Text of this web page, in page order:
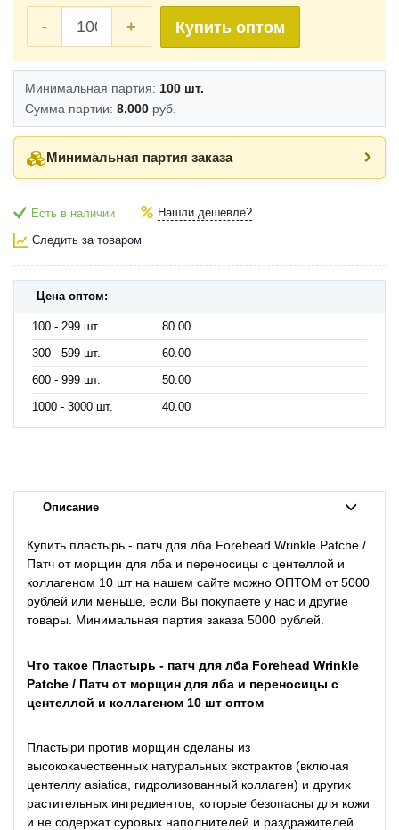
- + Купить оптом
Минимальная партия: 100 шт.
Сумма партии: 8.000 руб.
Минимальная партия заказа
Есть в наличии Нашли дешевле?
Следить за товаром
Цена оптом:
100 - 299 шт.
80.00
300 - 599 шт.
60.00
600 - 999 шт.
50.00
1000 - 3000 шт.
40.00
Описание
Купить пластырь - патч для лба Forehead Wrinkle Patche /
Патч от морщин для лба и переносицы с центеллой и
коллагеном 10 шт на нашем сайте можно ОПТОМ от 5000
рублей или меньше, если Вы покупаете у нас и другие
товары. Минимальная партия заказа 5000 рублей.
Что такое Пластырь - патч для лба Forehead Wrinkle
Patche / Патч от морщин для лба и переносицы с
центеллой и коллагеном 10 шт оптом
Пластыри против морщин сделаны из
высококачественных натуральных экстрактов (включая
центеллу asiatica, гидролизованный коллаген) и других
растительных ингредиентов, которые безопасны для кожи
и не содержат суровых наполнителей и раздражителей.